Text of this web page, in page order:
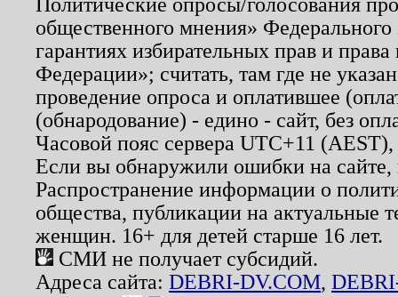
общественного мнения»
гарантиях избирательных прав и
Федерации»; считать, там где не
проведение опроса и оплатившее
(обнародование) - едино - сайт, без
Часовой пояс сервера UTC+11
Если вы обнаружили ошибки на
Распространение информации о
общества, публикации на актуальные
женщин. 16+ для детей старше 16 лет.
СМИ не получает субсидий.
Адреса сайта: DEBRI-DV.COM,